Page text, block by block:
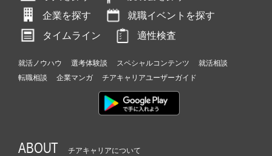
企業を探す
就職イベントを探す
タイムライン
適性検査
就活ノウハウ 選考体験談 スペシャルコンテンツ
就活相談
転職相談
企業マンガ チアキャリアユーザーガイド
ABOUT チアキャリアについて